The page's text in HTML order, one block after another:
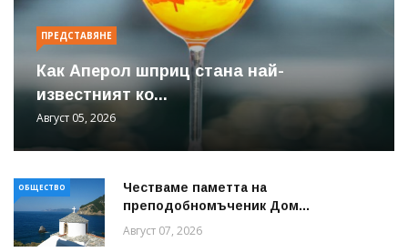
ПРЕДСТАВЯНЕ
Как Аперол шприц стана най-
известният ко...
Август 05, 2026
ОБЩЕСТВО
Честваме паметта на
преподобномъченик Дом...
Август 07, 2026